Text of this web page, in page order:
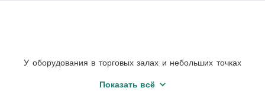
У оборудования в торговых залах и небольших точках
мебель должна обеспечивать презентабельный
Показать всё